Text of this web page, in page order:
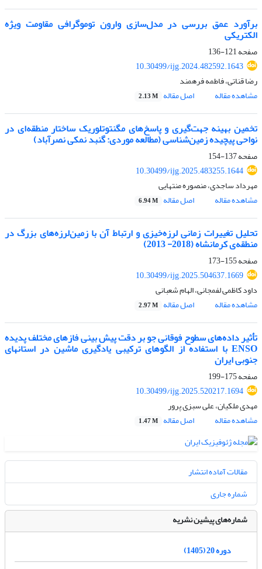
برآورد عمق بررسی در مدل‌سازی وارون توموگرافی مقاومت ویژه
الکتریکی
صفحه121-136
10.30499/ijg.2024.482592.1643
رضا قناتی، فاطمه فرهمند
مشاهده مقاله
اصل مقاله 2.13 M
تخمین بهینه جهت‌گیری و پاسخ‌های مگنتوتلوریک ساختار منطقه‌ای در
نواحی پیچیده زمین‌شناسی (مطالعه موردی: گنبد نمکی نصرآباد)
صفحه137-154
10.30499/ijg.2025.483255.1644
مهرداد ساجدی، منصوره منتهایی
مشاهده مقاله
اصل مقاله 6.94 M
تحلیل تغییرات زمانی لرزه‌خیزی و ارتباط آن با زمین‌لرزه‌های بزرگ در
منطقه‌ی کرمانشاه (2018- 2013)
صفحه155-173
10.30499/ijg.2025.504637.1669
داود کاظمی لفمجانی، الهام شعبانی
مشاهده مقاله
اصل مقاله 2.97 M
تأثیر داده‌های سطوح فوقانی جو بر دقت پیش بینی فازهای مختلف پدیده
ENSO با استفاده از الگو‌های ترکیبی یادگیری ماشین در استانهای
جنوبی ایران
صفحه175-199
10.30499/ijg.2025.520217.1694
مهدی ملکیان، علی سبزی پرور
مشاهده مقاله
اصل مقاله 1.47 M
مقالات آماده انتشار
شماره جاری
شماره‌های پیشین نشریه
دوره 20 (1405)